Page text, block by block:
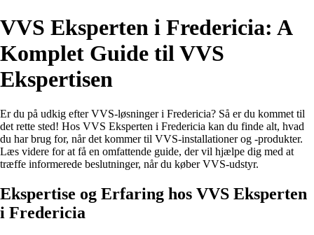
VVS Eksperten i Fredericia: A
Komplet Guide til VVS
Ekspertisen
Er du på udkig efter VVS-løsninger i Fredericia? Så er du kommet til
det rette sted! Hos VVS Eksperten i Fredericia kan du finde alt, hvad
du har brug for, når det kommer til VVS-installationer og -produkter.
Læs videre for at få en omfattende guide, der vil hjælpe dig med at
træffe informerede beslutninger, når du køber VVS-udstyr.
Ekspertise og Erfaring hos VVS Eksperten
i Fredericia